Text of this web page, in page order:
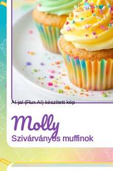
AI-jal (Flux AI) készített kép
Molly
Szivárványos muffinok